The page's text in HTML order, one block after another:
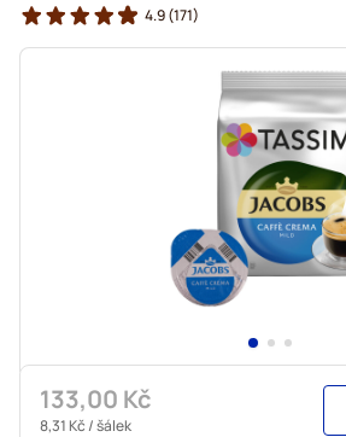
4.9(171)
133,00 Kč
8,31 Kč / šálek